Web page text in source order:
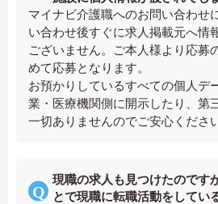
マイナビ介護職へのお問い合わせ
い合わせ後すぐに求人掲載元へ情
ございません。ご本人様より応募
めて応募となります。
お預かりしているすべての個人デ
業・医療機関側に開示したり、第
一切ありませんのでご安心ください
現職の求人も見つけたのです
とで現職に転職活動をしてい